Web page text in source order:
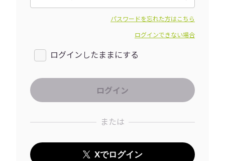
パスワードを忘れた方はこちら
ログインできない場合
ログインしたままにする
または
Xでログイン